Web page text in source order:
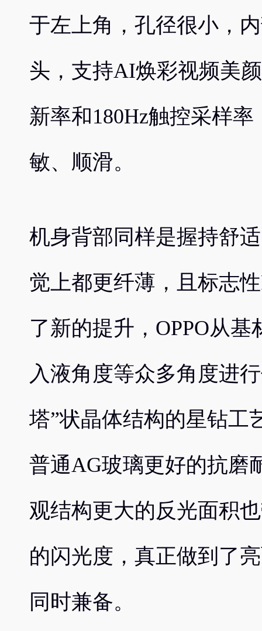
于左上角，孔径很小，
头，支持AI焕彩视频美
新率和180Hz触控采样
敏、顺滑。
机身背部同样是握持舒
觉上都更纤薄，且标志
了新的提升，OPPO从
入液角度等众多角度进
塔”状晶体结构的星钻工
普通AG玻璃更好的抗磨
观结构更大的反光面积
的闪光度，真正做到了
同时兼备。